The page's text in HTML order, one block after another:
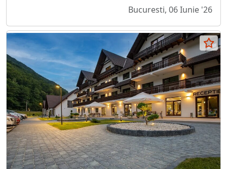
Bucuresti, 06 Iunie '26